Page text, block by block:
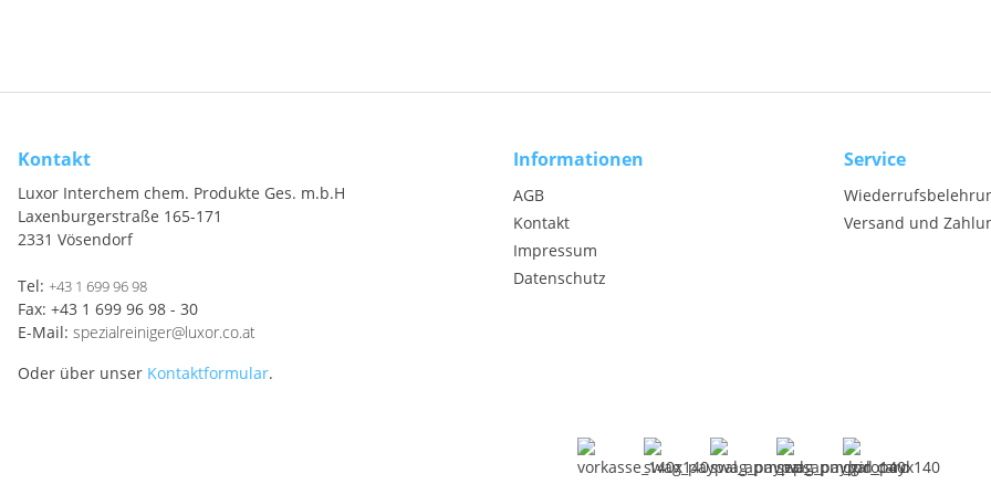
Kontakt
Luxor Interchem chem. Produkte Ges. m.b.H
Laxenburgerstraße 165-171
2331 Vösendorf
Tel: +43 1 699 96 98
Fax: +43 1 699 96 98 - 30
E-Mail: spezialreiniger@luxor.co.at
Oder über unser Kontaktformular.
Informationen
AGB
Kontakt
Impressum
Datenschutz
Service
Versand und